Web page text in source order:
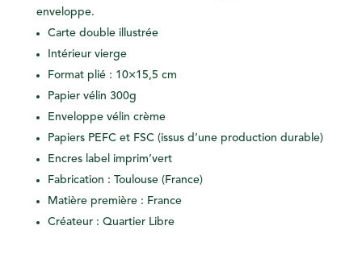
enveloppe.
Carte double illustrée
Intérieur vierge
Format plié : 10×15,5 cm
Papier vélin 300g
Enveloppe vélin crème
Papiers PEFC et FSC (issus d’une production durable)
Encres label imprim’vert
Fabrication : Toulouse (France)
Matière première : France
Créateur : Quartier Libre